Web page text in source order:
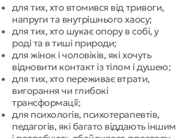
для тих, хто втомився від тривоги,
напруги та внутрішнього хаосу;
для тих, хто шукає опору в собі, у
роді та в тиші природи;
для жінок і чоловіків, які хочуть
відновити контакт із тілом і душею;
для тих, хто переживає втрати,
вигорання чи глибокі
трансформації;
для психологів, психотерапевтів,
педагогів, які багато віддають іншим